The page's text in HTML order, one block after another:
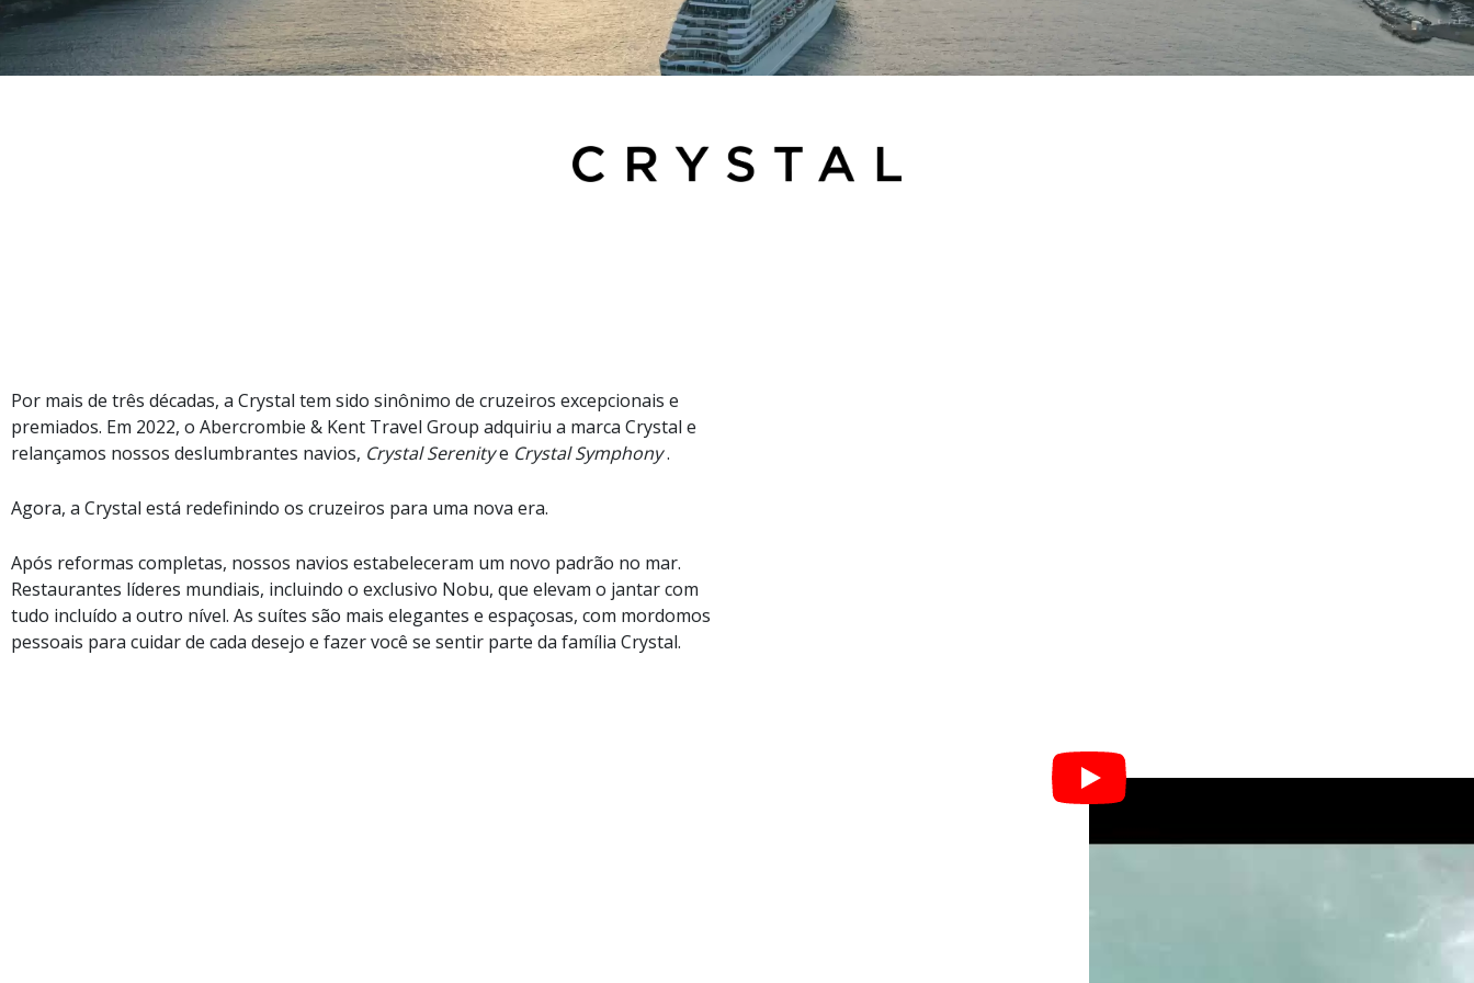
Costa Cruzeiros
Fluviais e Expedições
Por mais de três décadas, a Crystal tem sido sinônimo de cruzeiros excepcionais e
premiados. Em 2022, o Abercrombie & Kent Travel Group adquiriu a marca Crystal e
relançamos nossos deslumbrantes navios, Crystal Serenitye Crystal Symphony.
Agora, a Crystal está redefinindo os cruzeiros para uma nova era.
Após reformas completas, nossos navios estabeleceram um novo padrão no mar.
Restaurantes líderes mundiais, incluindo o exclusivo Nobu, que elevam o jantar com
tudo incluído a outro nível. As suítes são mais elegantes e espaçosas, com mordomos
pessoais para cuidar de cada desejo e fazer você se sentir parte da família Crystal.